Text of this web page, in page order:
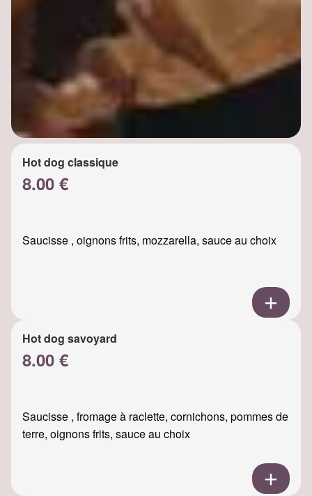
Hot dog classique
8.00 €
Saucisse , oignons frits, mozzarella, sauce au choix
Hot dog savoyard
8.00 €
Saucisse , fromage à raclette, cornichons, pommes de
terre, oignons frits, sauce au choix